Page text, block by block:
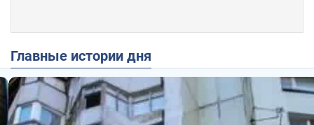
Главные истории дня